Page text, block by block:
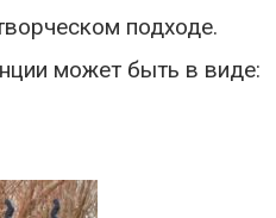
подходе.
может быть в виде: